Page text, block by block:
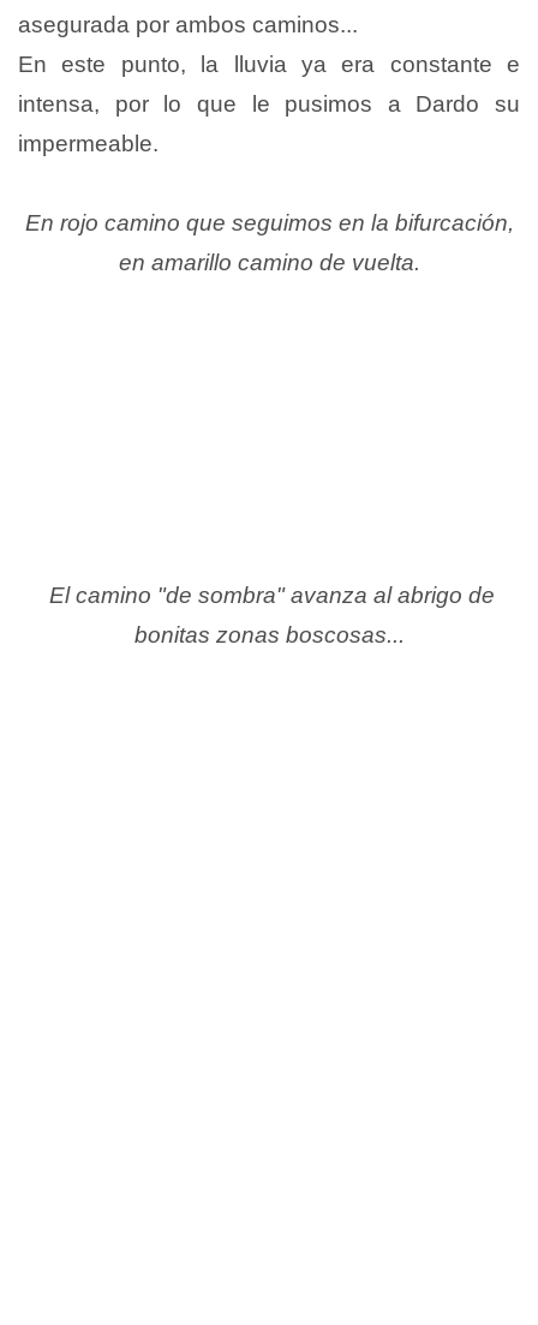
asegurada por ambos caminos...
En este punto, la lluvia ya era constante e
intensa, por lo que le pusimos a Dardo su
impermeable.
En rojo camino que seguimos en la bifurcación,
en amarillo camino de vuelta.
El camino "de sombra" avanza al abrigo de
bonitas zonas boscosas...